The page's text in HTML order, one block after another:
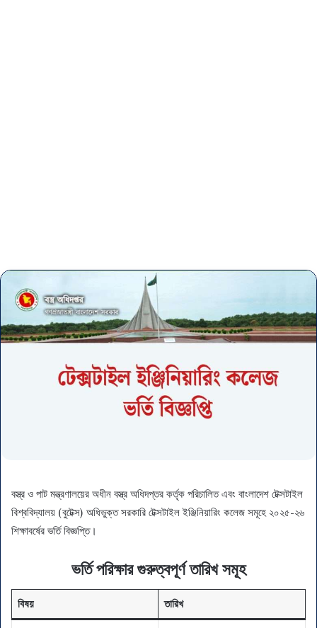
বস্ত্র ও পাট মন্ত্রণালয়ের অধীন বস্ত্র অধিদপ্তর কর্তৃক পরিচালিত এবং বাংলাদেশ টেক্সটাইল
বিশ্ববিদ্যালয় (বুটেক্স) অধিভুক্ত সরকারি টেক্সটাইল ইঞ্জিনিয়ারিং কলেজ সমূহে ২০২৫-২৬
শিক্ষাবর্ষের ভর্তি বিজ্ঞপ্তি।
ভর্তি পরিক্ষার গুরুত্বপূর্ণ তারিখ সমূহ
বিষয় তারিখ